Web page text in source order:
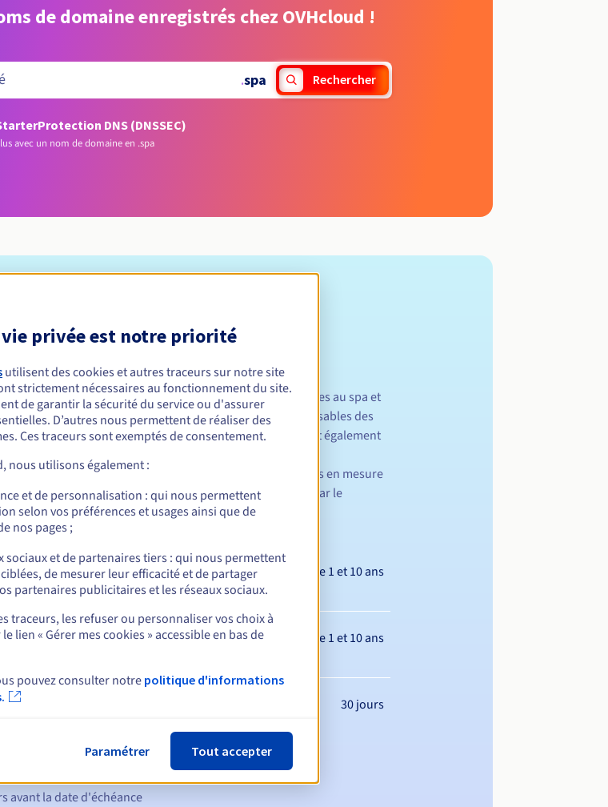
de domaine enregistrés chez OVHcloud !
.spa Rechercher
Protection DNS (DNSSEC)
avec un nom de domaine en .spa
d'éligibilité
de la beauté et du bien-être. Les communautés non liées au spa et
ainsi que les Chambres de Commerce italiennes responsables des
et toute abréviation pouvant former le mot "SPA", sont également
documents pour prouver votre éligibilité. Si vous n'êtes pas en mesure
le nom de domaine sera suspendu et/ou supprimé par le
de gestion et notifications
Entre 1 et 10 ans
Entre 1 et 10 ans
30 jours
avant la date d'échéance
privée est notre priorité
utilisent des cookies et autres traceurs sur notre site
strictement nécessaires au fonctionnement du site.
de garantir la sécurité du service ou d'assurer
D’autres nous permettent de réaliser des
Ces traceurs sont exemptés de consentement.
nous utilisons également :
et de personnalisation : qui nous permettent
selon vos préférences et usages ainsi que de
nos pages ;
sociaux et de partenaires tiers : qui nous permettent
de mesurer leur efficacité et de partager
partenaires publicitaires et les réseaux sociaux.
traceurs, les refuser ou personnaliser vos choix à
lien « Gérer mes cookies » accessible en bas de
pouvez consulter notre politique d'informations
Paramétrer Tout accepter